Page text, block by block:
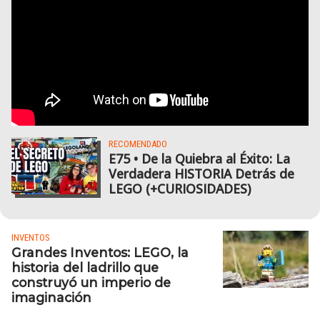
INVENTOS
Grandes Inventos: LEGO, la
historia del ladrillo que
construyó un imperio de
imaginación
RECOMENDADO
E75 • De la Quiebra al Éxito: La
Verdadera HISTORIA Detrás de
LEGO (+CURIOSIDADES)